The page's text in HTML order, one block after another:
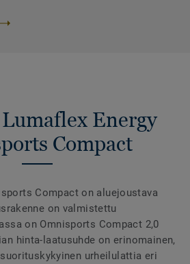
Energy
Compact
Compact on aluejoustava
on valmistettu
on Omnisports Compact 2,0
hinta-laatusuhde on erinomainen,
urheilulattia eri